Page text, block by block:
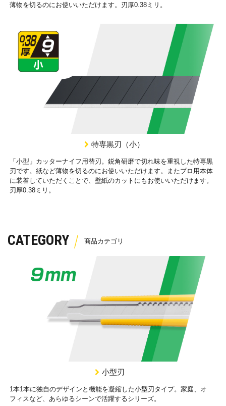
薄物を切るのにお使いいただけます。刃厚0.38ミリ。
特専黒刃（小）
「小型」カッターナイフ用替刃。鋭角研磨で切れ味を重視した特専黒
刃です。紙など薄物を切るのにお使いいただけます。またプロ用本体
に装着していただくことで、壁紙のカットにもお使いいただけます。
刃厚0.38ミリ。
CATEGORY
小型刃
1本1本に独自のデザインと機能を凝縮した小型刃タイプ。家庭、オ
フィスなど、あらゆるシーンで活躍するシリーズ。